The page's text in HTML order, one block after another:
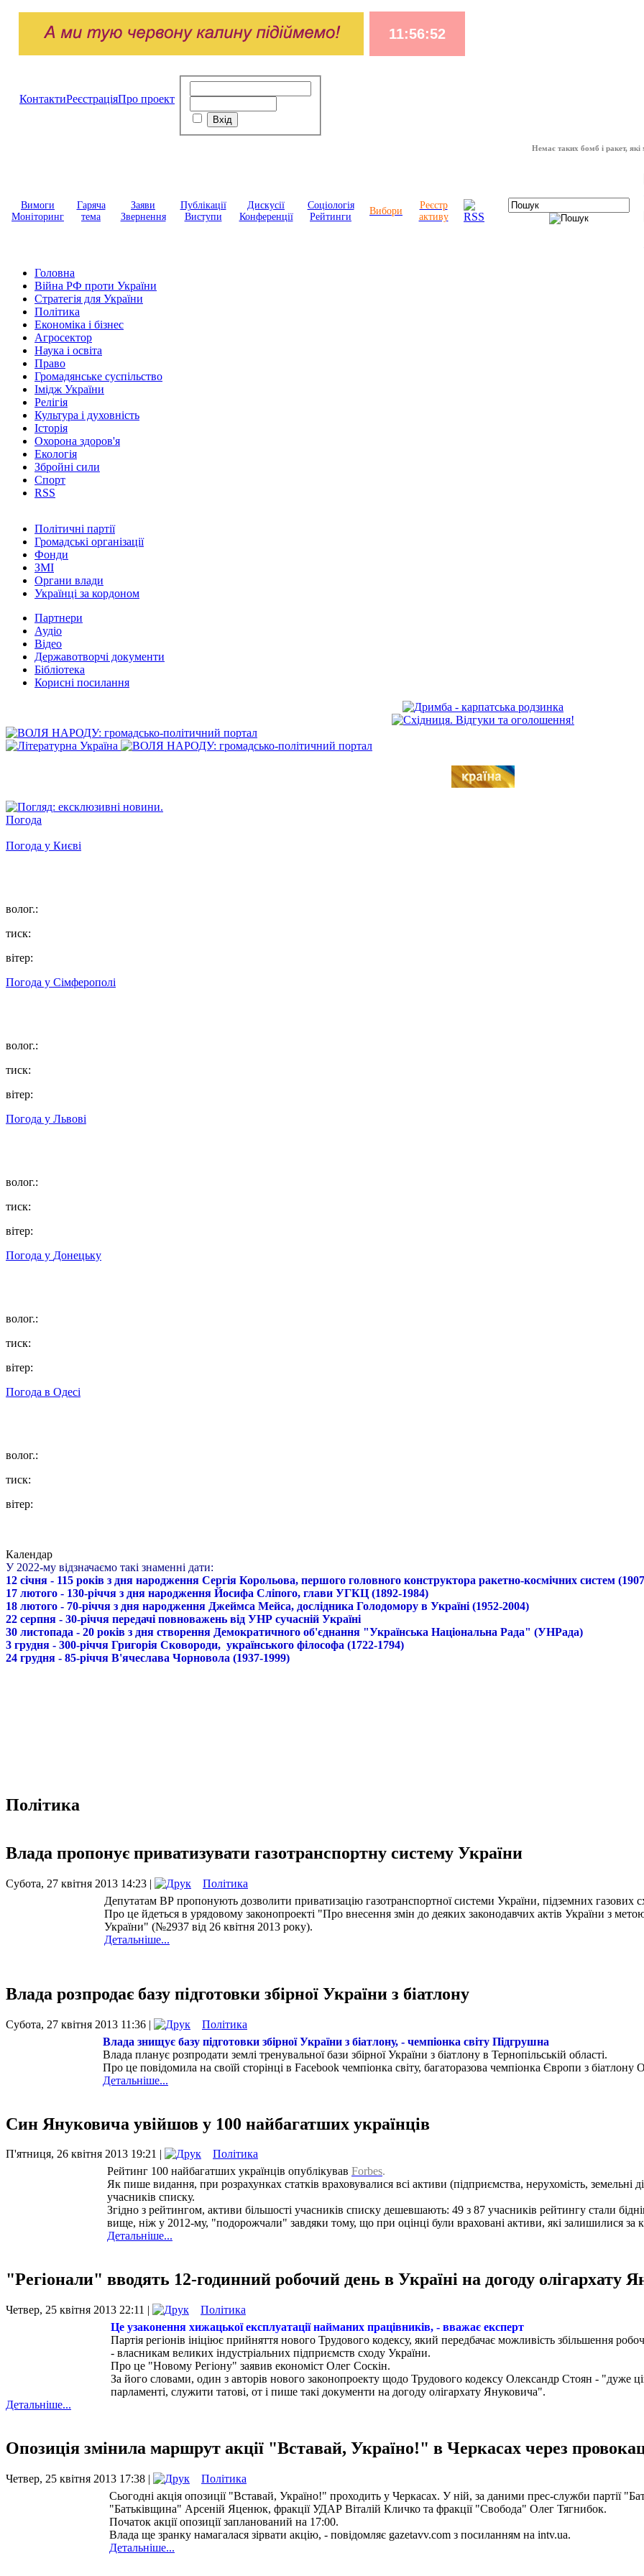
КонтактиРеєстраціяПро проект
Немає таких бомб і ракет, які
Вимоги
Моніторинг
Гаряча
тема
Заяви
Звернення
Публікації
Виступи
Дискусії
Конференції
Соціологія
Рейтинги
Вибори
Реєстр
активу
Головна
Війна РФ проти України
Стратегія для України
Політика
Економіка і бізнес
Агросектор
Наука і освіта
Право
Громадянське суспільство
Імідж України
Релігія
Культура і духовність
Історія
Охорона здоров'я
Екологія
Збройні сили
Спорт
RSS
Політичні партії
Громадські організації
Фонди
ЗМІ
Органи влади
Українці за кордоном
Партнери
Аудіо
Відео
Державотворчі документи
Бібліотека
Корисні посилання
Погода
Погода у Києві
волог.:
тиск:
вітер:
Погода у Сімферополі
волог.:
тиск:
вітер:
Погода у Львові
волог.:
тиск:
вітер:
Погода у Донецьку
волог.:
тиск:
вітер:
Погода в Одесі
волог.:
тиск:
вітер:
Календар
У 2022-му відзначаємо такі знаменні дати:
12 січня - 115 років з дня народження Сергія Корольова, першого головного конструктора ракетно-космічних систем
17 лютого - 130-річчя з дня народження Йосифа Сліпого, глави УГКЦ (1892-1984)
18 лютого - 70-річчя з дня народження Джеймса Мейса, дослідника Голодомору в Україні (1952-2004)
22 серпня - 30-річчя передачі повноважень від УНР сучасній Україні
30 листопада - 20 років з дня створення Демократичного об'єднання "Українська Національна Рада" (УНРада)
3 грудня - 300-річчя Григорія Сковороди, українського філософа (1722-1794)
24 грудня - 85-річчя В'ячеслава Чорновола (1937-1999)
Політика
Влада пропонує приватизувати газотранспортну систему України
Субота, 27 квітня 2013 14:23 |
Політика
Депутатам ВР пропонують дозволити приватизацію газотранспортної системи України, підземних газових
Про це йдеться в урядовому законопроекті "Про внесення змін до деяких законодавчих актів України з
України" (№2937 від 26 квітня 2013 року).
Детальніше...
Влада розпродає базу підготовки збірної України з біатлону
Субота, 27 квітня 2013 11:36 |
Політика
Влада знищує базу підготовки збірної України з біатлону, - чемпіонка світу Підгрушна
Влада планує розпродати землі тренувальної бази збірної України з біатлону в Тернопільській області.
Про це повідомила на своїй сторінці в Facebook чемпіонка світу, багаторазова чемпіонка Європи з
Детальніше...
Син Януковича увійшов у 100 найбагатших українців
П'ятниця, 26 квітня 2013 19:21 |
Політика
Рейтинг 100 найбагатших українців опублікував Forbes.
Як пише видання, при розрахунках статків враховувалися всі активи (підприємства, нерухомість,
учасників списку.
Згідно з рейтингом, активи більшості учасників списку дешевшають: 49 з 87 учасників рейтингу стали
вище, ніж у 2012-му, "подорожчали" завдяки тому, що при оцінці були враховані активи, які залишилися за
Детальніше...
"Регіонали" вводять 12-годинний робочий день в Україні на догоду олігархату
Четвер, 25 квітня 2013 22:11 |
Політика
Це узаконення хижацької експлуатації найманих працівників, - вважає експерт
Партія регіонів ініціює прийняття нового Трудового кодексу, який передбачає можливість збільшення
- власникам великих індустріальних підприємств сходу України.
Про це "Новому Регіону" заявив економіст Олег Соскін.
За його словами, один з авторів нового законопроекту щодо Трудового кодексу Олександр Стоян - "дуже
парламенті, служити татові, от і пише такі документи на догоду олігархату Януковича".
Детальніше...
Опозиція змінила маршрут акції "Вставай, Україно!" в Черкасах через
Четвер, 25 квітня 2013 17:38 |
Політика
Сьогодні акція опозиції "Вставай, Україно!" проходить у Черкасах. У ній, за даними прес-служби партії
"Батьківщина" Арсеній Яценюк, фракції УДАР Віталій Кличко та фракції "Свобода" Олег Тягнибок.
Початок акції опозиції запланований на 17:00.
Влада ще зранку намагалася зірвати акцію, - повідомляє gazetavv.com з посиланням на intv.ua.
Детальніше...